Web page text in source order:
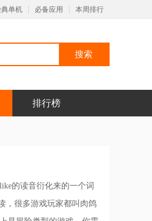
单机 必备应用 本周排行
排行榜
的读音衍化来的一个词
，很多游戏玩家都叫肉鸽